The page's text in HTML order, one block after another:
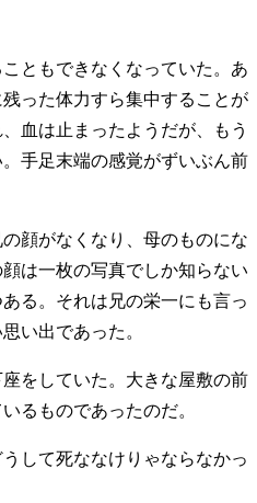
ともできなくなっていた。あ
った体力すら集中することが
血は止まったようだが、もう
手足末端の感覚がずいぶん前
顔がなくなり、母のものにな
は一枚の写真でしか知らない
る。それは兄の栄一にも言っ
い出であった。
をしていた。大きな屋敷の前
るものであったのだ。
して死ななけりゃならなかっ